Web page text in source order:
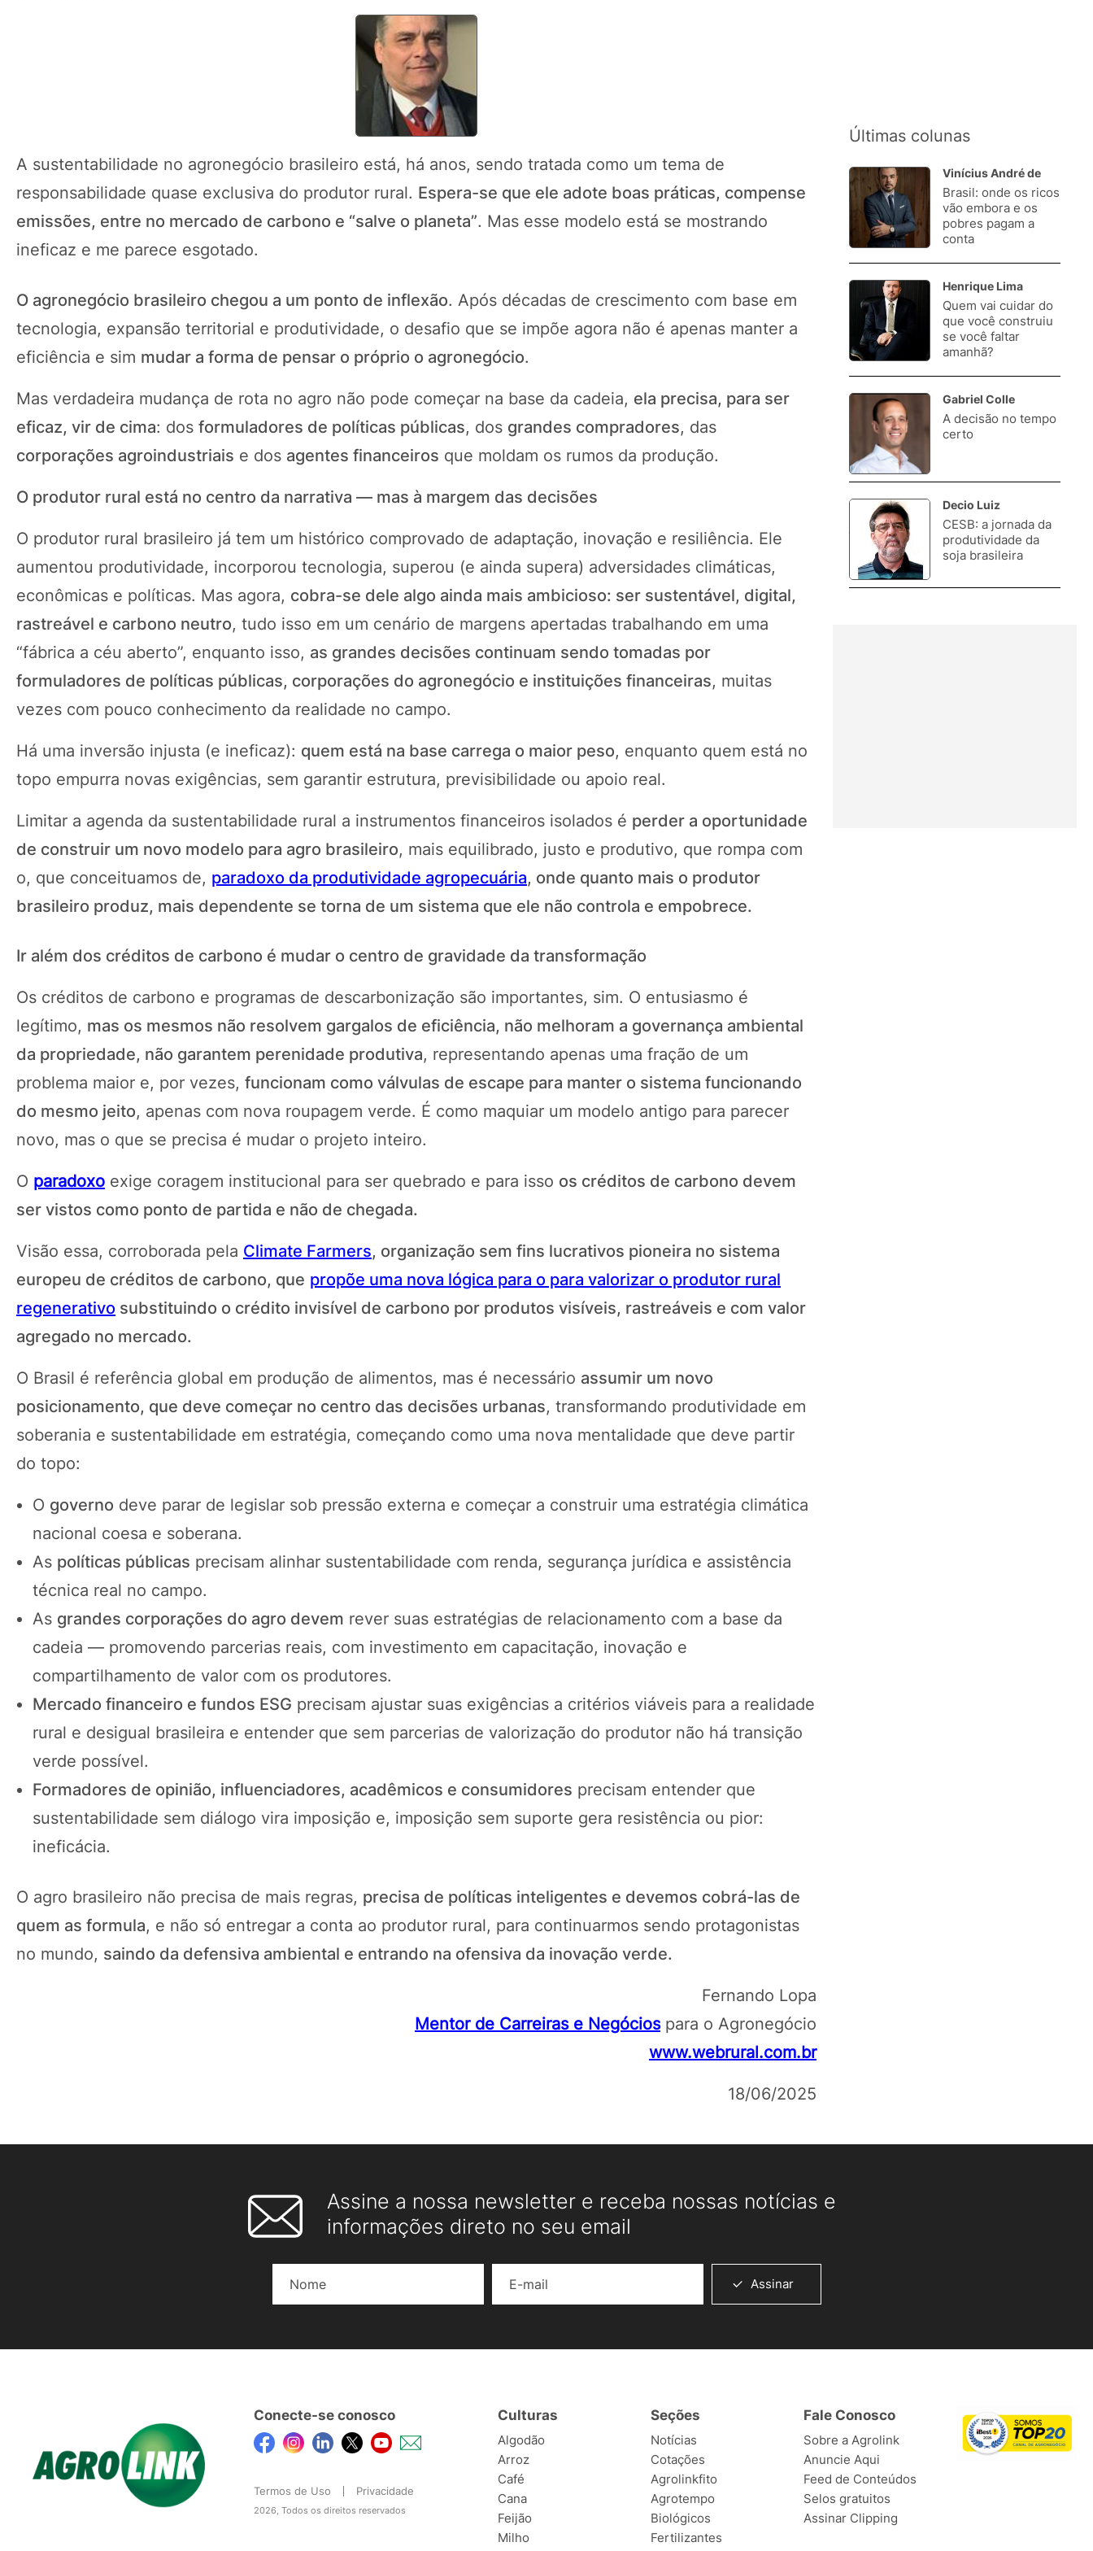
A sustentabilidade no agronegócio brasileiro está, há anos, sendo tratada como um tema de
responsabilidade quase exclusiva do produtor rural. Espera-se que ele adote boas práticas, compense
emissões, entre no mercado de carbono e “salve o planeta”. Mas esse modelo está se mostrando
ineficaz e me parece esgotado.
O agronegócio brasileiro chegou a um ponto de inflexão. Após décadas de crescimento com base em
tecnologia, expansão territorial e produtividade, o desafio que se impõe agora não é apenas manter a
eficiência e sim mudar a forma de pensar o próprio o agronegócio.
Mas verdadeira mudança de rota no agro não pode começar na base da cadeia, ela precisa, para ser
eficaz, vir de cima: dos formuladores de políticas públicas, dos grandes compradores, das
corporações agroindustriais e dos agentes financeiros que moldam os rumos da produção.
O produtor rural está no centro da narrativa — mas à margem das decisões
O produtor rural brasileiro já tem um histórico comprovado de adaptação, inovação e resiliência. Ele
aumentou produtividade, incorporou tecnologia, superou (e ainda supera) adversidades climáticas,
econômicas e políticas. Mas agora, cobra-se dele algo ainda mais ambicioso: ser sustentável, digital,
rastreável e carbono neutro, tudo isso em um cenário de margens apertadas trabalhando em uma
“fábrica a céu aberto”, enquanto isso, as grandes decisões continuam sendo tomadas por
formuladores de políticas públicas, corporações do agronegócio e instituições financeiras, muitas
vezes com pouco conhecimento da realidade no campo.
Há uma inversão injusta (e ineficaz): quem está na base carrega o maior peso, enquanto quem está no
topo empurra novas exigências, sem garantir estrutura, previsibilidade ou apoio real.
Limitar a agenda da sustentabilidade rural a instrumentos financeiros isolados é perder a oportunidade
de construir um novo modelo para agro brasileiro, mais equilibrado, justo e produtivo, que rompa com
o, que conceituamos de, paradoxo da produtividade agropecuária, onde quanto mais o produtor
brasileiro produz, mais dependente se torna de um sistema que ele não controla e empobrece.
Ir além dos créditos de carbono é mudar o centro de gravidade da transformação
Os créditos de carbono e programas de descarbonização são importantes, sim. O entusiasmo é
legítimo, mas os mesmos não resolvem gargalos de eficiência, não melhoram a governança ambiental
da propriedade, não garantem perenidade produtiva, representando apenas uma fração de um
problema maior e, por vezes, funcionam como válvulas de escape para manter o sistema funcionando
do mesmo jeito, apenas com nova roupagem verde. É como maquiar um modelo antigo para parecer
novo, mas o que se precisa é mudar o projeto inteiro.
O paradoxo exige coragem institucional para ser quebrado e para isso os créditos de carbono devem
ser vistos como ponto de partida e não de chegada.
Visão essa, corroborada pela Climate Farmers, organização sem fins lucrativos pioneira no sistema
europeu de créditos de carbono, que propõe uma nova lógica para o para valorizar o produtor rural
regenerativo substituindo o crédito invisível de carbono por produtos visíveis, rastreáveis e com valor
agregado no mercado.
O Brasil é referência global em produção de alimentos, mas é necessário assumir um novo
posicionamento, que deve começar no centro das decisões urbanas, transformando produtividade em
soberania e sustentabilidade em estratégia, começando como uma nova mentalidade que deve partir
do topo:
O governo deve parar de legislar sob pressão externa e começar a construir uma estratégia climática
nacional coesa e soberana.
As políticas públicas precisam alinhar sustentabilidade com renda, segurança jurídica e assistência
técnica real no campo.
As grandes corporações do agro devem rever suas estratégias de relacionamento com a base da
cadeia — promovendo parcerias reais, com investimento em capacitação, inovação e
compartilhamento de valor com os produtores.
Mercado financeiro e fundos ESG precisam ajustar suas exigências a critérios viáveis para a realidade
rural e desigual brasileira e entender que sem parcerias de valorização do produtor não há transição
verde possível.
Formadores de opinião, influenciadores, acadêmicos e consumidores precisam entender que
sustentabilidade sem diálogo vira imposição e, imposição sem suporte gera resistência ou pior:
ineficácia.
O agro brasileiro não precisa de mais regras, precisa de políticas inteligentes e devemos cobrá-las de
quem as formula, e não só entregar a conta ao produtor rural, para continuarmos sendo protagonistas
no mundo, saindo da defensiva ambiental e entrando na ofensiva da inovação verde.
Fernando Lopa
Mentor de Carreiras e Negóciospara o Agronegócio
www.webrural.com.br
18/06/2025
Últimas colunas
Vinícius André de
Brasil: onde os ricos
vão embora e os
pobres pagam a
conta
Henrique Lima
Quem vai cuidar do
que você construiu
se você faltar
amanhã?
Gabriel Colle
A decisão no tempo
certo
Decio Luiz
CESB: a jornada da
produtividade da
soja brasileira
Assine a nossa newsletter e receba nossas notícias e
informações direto no seu email
Assinar
Conecte-se conosco
Termos de Uso Privacidade
2026, Todos os direitos reservados
Culturas
Algodão
Arroz
Café
Cana
Feijão
Milho
Seções
Notícias
Cotações
Agrolinkfito
Agrotempo
Biológicos
Fertilizantes
Fale Conosco
Sobre a Agrolink
Anuncie Aqui
Feed de Conteúdos
Selos gratuitos
Assinar Clipping